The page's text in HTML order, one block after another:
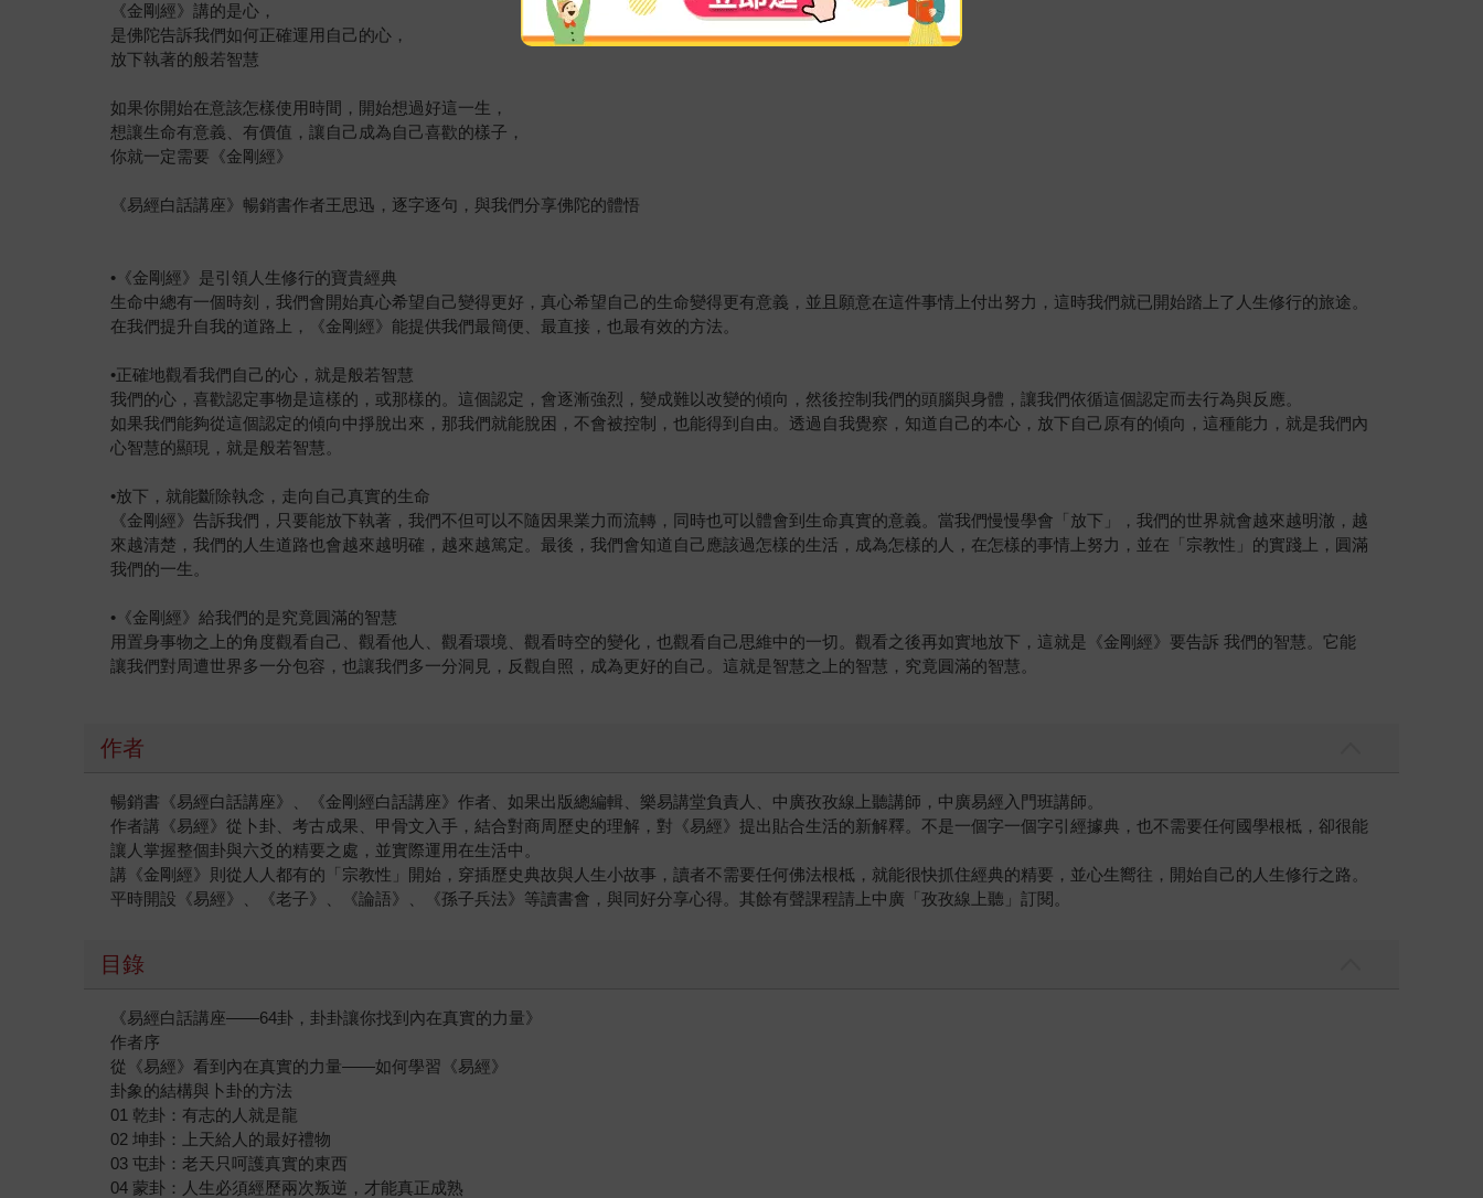
《金剛經》講的是心，
是佛陀告訴我們如何正確運用自己的心，
放下執著的般若智慧
如果你開始在意該怎樣使用時間，開始想過好這一生，
想讓生命有意義、有價值，讓自己成為自己喜歡的樣子，
你就一定需要《金剛經》
《易經白話講座》暢銷書作者王思迅，逐字逐句，與我們分享佛陀的體悟
•《金剛經》是引領人生修行的寶貴經典
生命中總有一個時刻，我們會開始真心希望自己變得更好，真心希望自己的生命變得更有意義，並且願意在這件事情上付出努力，這時我們就已開始踏上了人生修行的旅途。
在我們提升自我的道路上，《金剛經》能提供我們最簡便、最直接，也最有效的方法。
•正確地觀看我們自己的心，就是般若智慧
我們的心，喜歡認定事物是這樣的，或那樣的。這個認定，會逐漸強烈，變成難以改變的傾向，然後控制我們的頭腦與身體，讓我們依循這個認定而去行為與反應。
如果我們能夠從這個認定的傾向中掙脫出來，那我們就能脫困，不會被控制，也能得到自由。透過自我覺察，知道自己的本心，放下自己原有的傾向，這種能力，就是我們內
心智慧的顯現，就是般若智慧。
•放下，就能斷除執念，走向自己真實的生命
《金剛經》告訴我們，只要能放下執著，我們不但可以不隨因果業力而流轉，同時也可以體會到生命真實的意義。當我們慢慢學會「放下」，我們的世界就會越來越明澈，越
來越清楚，我們的人生道路也會越來越明確，越來越篤定。最後，我們會知道自己應該過怎樣的生活，成為怎樣的人，在怎樣的事情上努力，並在「宗教性」的實踐上，圓滿
我們的一生。
•《金剛經》給我們的是究竟圓滿的智慧
用置身事物之上的角度觀看自己、觀看他人、觀看環境、觀看時空的變化，也觀看自己思維中的一切。觀看之後再如實地放下，這就是《金剛經》要告訴 我們的智慧。它能
讓我們對周遭世界多一分包容，也讓我們多一分洞見，反觀自照，成為更好的自己。這就是智慧之上的智慧，究竟圓滿的智慧。
作者
暢銷書《易經白話講座》、《金剛經白話講座》作者、如果出版總編輯、樂易講堂負責人、中廣孜孜線上聽講師，中廣易經入門班講師。
作者講《易經》從卜卦、考古成果、甲骨文入手，結合對商周歷史的理解，對《易經》提出貼合生活的新解釋。不是一個字一個字引經據典，也不需要任何國學根柢，卻很能
讓人掌握整個卦與六爻的精要之處，並實際運用在生活中。
講《金剛經》則從人人都有的「宗教性」開始，穿插歷史典故與人生小故事，讀者不需要任何佛法根柢，就能很快抓住經典的精要，並心生嚮往，開始自己的人生修行之路。
平時開設《易經》、《老子》、《論語》、《孫子兵法》等讀書會，與同好分享心得。其餘有聲課程請上中廣「孜孜線上聽」訂閱。
目錄
《易經白話講座——64卦，卦卦讓你找到內在真實的力量》
作者序
從《易經》看到內在真實的力量——如何學習《易經》
卦象的結構與卜卦的方法
01 乾卦：有志的人就是龍
02 坤卦：上天給人的最好禮物
03 屯卦：老天只呵護真實的東西
04 蒙卦：人生必須經歷兩次叛逆，才能真正成熟